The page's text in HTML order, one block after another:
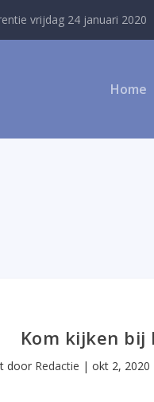
vrijdag 24 januari 2020
Home
Kom kijken bij
door Redactie |okt 2, 2020